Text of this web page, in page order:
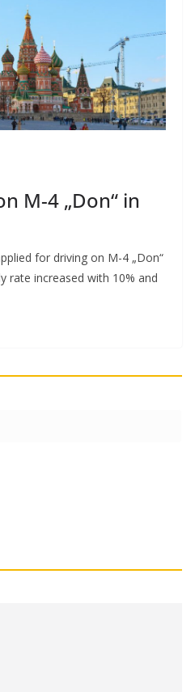
M-4 „Don“ in
for driving on М-4 „Don“
rate increased with 10% and